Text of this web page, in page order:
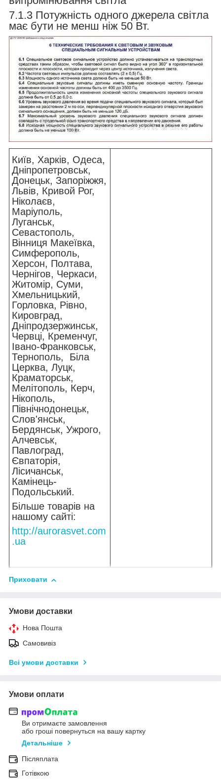
7.1.3 Потужність одного джерела світла
має бути не менш ніж 50 Вт.
Київ, Харків, Одеса,
Дніпропетровськ,
Донецьк, Запоріжжя,
Львів, Кривой Рог,
Ніколаєв,
Маріуполь,
Луганськ,
Севастополь,
Вінниця Макеївка,
Симферополь,
Херсон, Полтава,
Чернігов, Черкаси,
Житомір, Суми,
Хмельницький,
Горловка, Рівно,
Кировград,
Дніпродзержинськ,
Червці, Кременчуг,
Івано-Франковськ,
Тернополь, Біла
Церква, Луцк,
Краматорськ,
Мелітополь, Керч,
Нікополь,
Північнодонецьк,
Слов'янськ,
Бердянськ, Ужрого,
Алчевськ,
Павлоград,
Євпаторія,
Лісичанськ,
Камінець-
Подольський.
Більше товарів на
нашому сайті:
http://aurorasvet.com
.ua
Приховати
Умови доставки
Нова Пошта
Самовивіз
Всі умови доставки
Умови оплати
Ви отримаєте замовлення
або гроші повернуться на вашу картку
Детальніше
Післяплата
Готівкою